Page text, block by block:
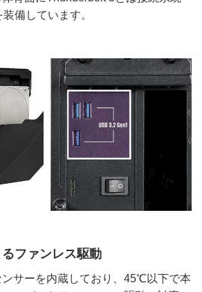
備しています。
ファンレス駆動
サーを内蔵しており、45℃以下で本